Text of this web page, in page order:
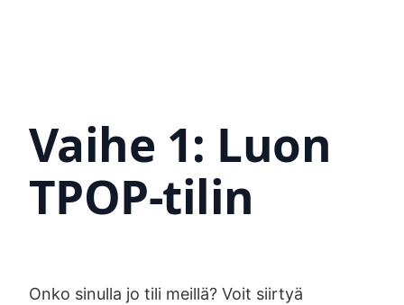
Vaihe 1: Luon
TPOP-tilin
Onko sinulla jo tili meillä? Voit siirtyä